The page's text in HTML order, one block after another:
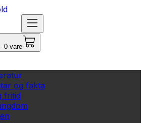
0 vare
og fakta
fritid